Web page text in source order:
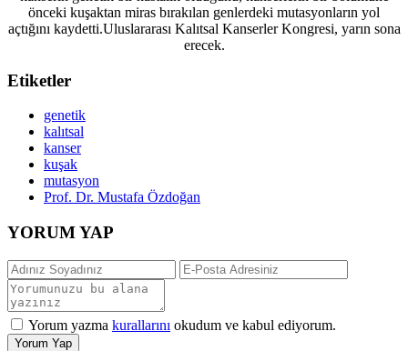
önceki kuşaktan miras bırakılan genlerdeki mutasyonların yol
açtığını kaydetti.Uluslararası Kalıtsal Kanserler Kongresi, yarın sona
erecek.
Etiketler
genetik
kalıtsal
kanser
kuşak
mutasyon
Prof. Dr. Mustafa Özdoğan
YORUM YAP
Yorum yazma kurallarını okudum ve kabul ediyorum.
Yorum Yap